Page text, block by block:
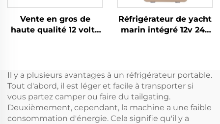
Vente en gros de
haute qualité 12 volts
12 volts 32L
réfrigérateur
congélateur portable
Réfrigérateur de yacht
marin intégré 12v 24v
Réfrigérateur à tiroir
mini DC 20L pour
voiture
Il y a plusieurs avantages à un réfrigérateur portable.
Tout d'abord, il est léger et facile à transporter si
vous partez camper ou faire du tailgating.
Deuxièmement, cependant, la machine a une faible
consommation d'énergie. Cela signifie qu'il y a